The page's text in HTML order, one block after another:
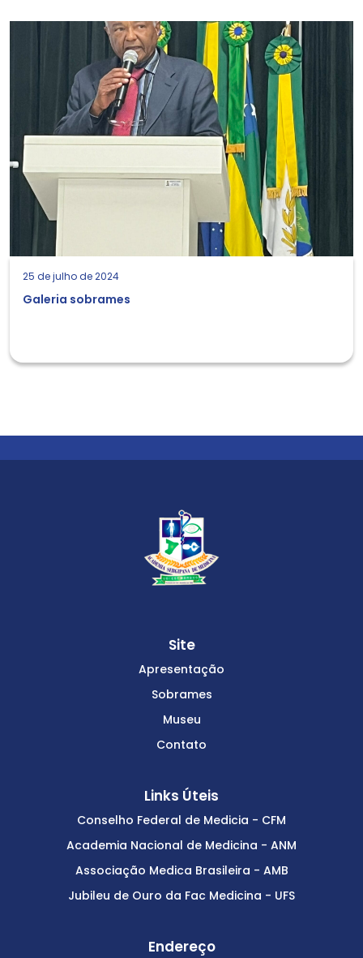
25 de julho de 2024
Galeria sobrames
Site
Apresentação
Sobrames
Museu
Contato
Links Úteis
Conselho Federal de Medicia - CFM
Academia Nacional de Medicina - ANM
Associação Medica Brasileira - AMB
Jubileu de Ouro da Fac Medicina - UFS
Endereço